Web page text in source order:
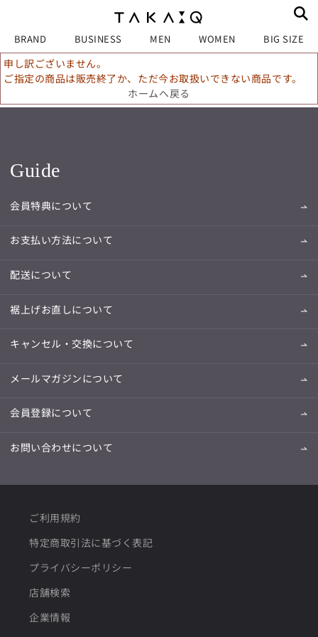
BRAND BUSINESS MEN WOMEN BIG SIZE
申し訳ございません。
ご指定の商品は販売終了か、ただ今お取扱いできない商品です。
ホームへ戻る
Guide
会員特典について
お支払い方法について
配送について
裾上げお直しについて
キャンセル・交換について
メールマガジンについて
会員登録について
お問い合わせについて
ご利用規約
特定商取引法に基づく表記
プライバシーポリシー
店舗検索
企業情報